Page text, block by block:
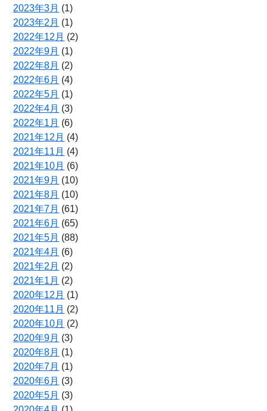
2023年3月 (1)
2023年2月 (1)
2022年12月 (2)
2022年9月 (1)
2022年8月 (2)
2022年6月 (4)
2022年5月 (1)
2022年4月 (3)
2022年1月 (6)
2021年12月 (4)
2021年11月 (4)
2021年10月 (6)
2021年9月 (10)
2021年8月 (10)
2021年7月 (61)
2021年6月 (65)
2021年5月 (88)
2021年4月 (6)
2021年2月 (2)
2021年1月 (2)
2020年12月 (1)
2020年11月 (2)
2020年10月 (2)
2020年9月 (3)
2020年8月 (1)
2020年7月 (1)
2020年6月 (3)
2020年5月 (3)